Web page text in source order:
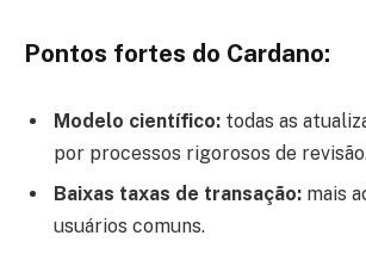
Pontos fortes do Cardano:
Modelo científico: todas as
por processos rigorosos de
Baixas taxas de transação: mais
usuários comuns.